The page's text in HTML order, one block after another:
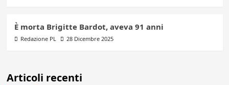
È morta Brigitte Bardot, aveva 91 anni
Redazione PL 28 Dicembre 2025
Articoli recenti